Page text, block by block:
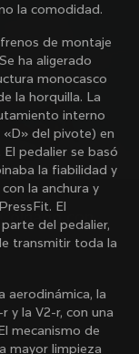
la comodidad.
de montaje
ha aligerado
monocasco
la horquilla. La
interno
«D» del pivote) en
pedalier se basó
la fiabilidad y
la anchura y
El
del pedalier,
transmitir toda la
aerodinámica, la
y la V2-r, con una
mecanismo de
mayor limpieza
con